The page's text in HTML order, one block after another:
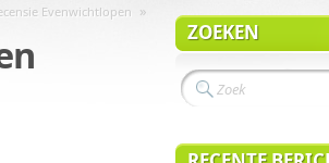
Evenwichtlopen »
ZOEKEN